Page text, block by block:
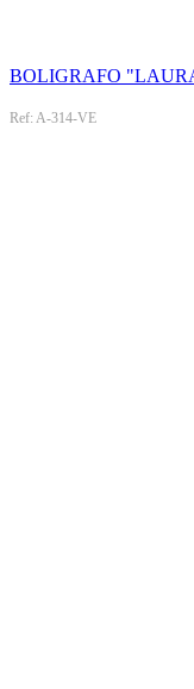
BOLIGRAFO
Ref: A-314-VE